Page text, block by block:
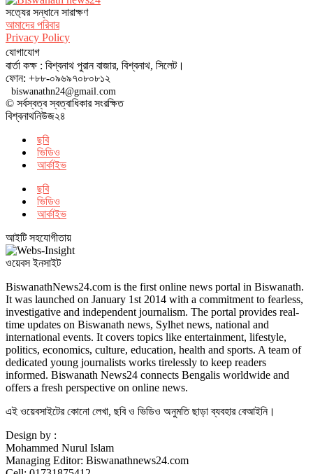
সত‌্যের সন্ধানে সারাক্ষণ
আমাদের পরিবার
Privacy Policy
যোগাযোগ
বার্তা কক্ষ : বিশ্বনাথ পুরান বাজার, বিশ্বনাথ, সিলেট।
ফোন: +৮৮-০৯৬৯৭০৮০৮১২
biswanathn24@gmail.com
© সর্বস্বত্ব স্বত্বাধিকার সংরক্ষিত
বিশ্বনাথনিউজ২৪
ছবি
ভিডিও
আর্কাইভ
ছবি
ভিডিও
আর্কাইভ
আইটি সহযোগীতায়
ওয়েবস ইনসাইট
BiswanathNews24.com is the first online news portal in Biswanath.
It was launched on January 1st 2014 with a commitment to fearless,
investigative and independent journalism. The portal provides real-
time updates on Biswanath news, Sylhet news, national and
international events. It covers topics like entertainment, lifestyle,
politics, economics, culture, education, health and sports. A team of
dedicated young journalists works tirelessly to keep readers
informed. Biswanath News24 connects Bengalis worldwide and
offers a fresh perspective on online news.
এই ওয়েবসাইটের কোনো লেখা, ছবি ও ভিডিও অনুমতি ছাড়া ব্যবহার বেআইনি।
Design by :
Mohammed Nurul Islam
Managing Editor: Biswanathnews24.com